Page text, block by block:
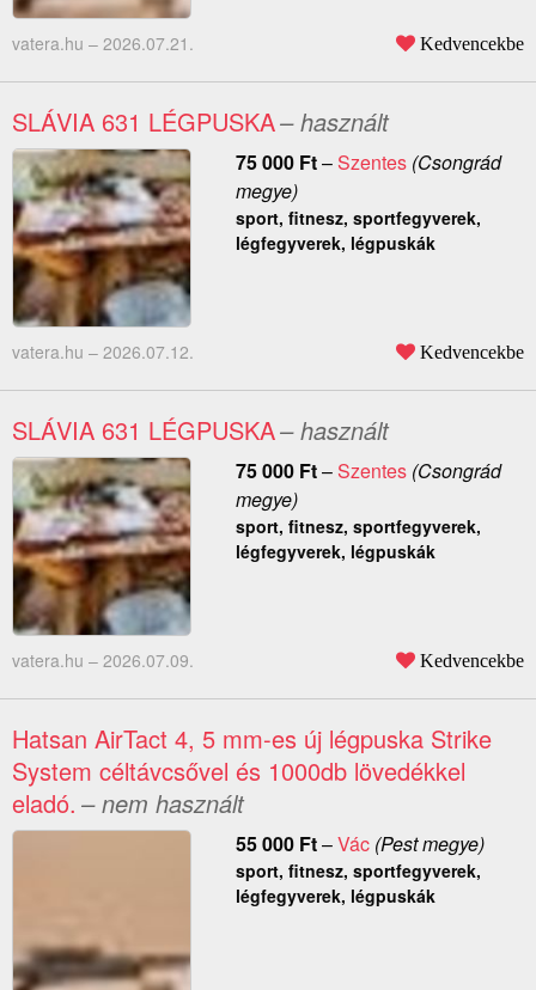
vatera.hu – 2026.07.21. Kedvencekbe
SLÁVIA 631 LÉGPUSKA– használt
75 000 Ft–Szentes(Csongrád
megye)
sport, fitnesz, sportfegyverek,
légfegyverek, légpuskák
vatera.hu – 2026.07.12. Kedvencekbe
SLÁVIA 631 LÉGPUSKA– használt
75 000 Ft–Szentes(Csongrád
megye)
sport, fitnesz, sportfegyverek,
légfegyverek, légpuskák
vatera.hu – 2026.07.09. Kedvencekbe
Hatsan AirTact 4, 5 mm-es új légpuska Strike
System céltávcsővel és 1000db lövedékkel
eladó. – nem használt
55 000 Ft–Vác(Pest megye)
sport, fitnesz, sportfegyverek,
légfegyverek, légpuskák